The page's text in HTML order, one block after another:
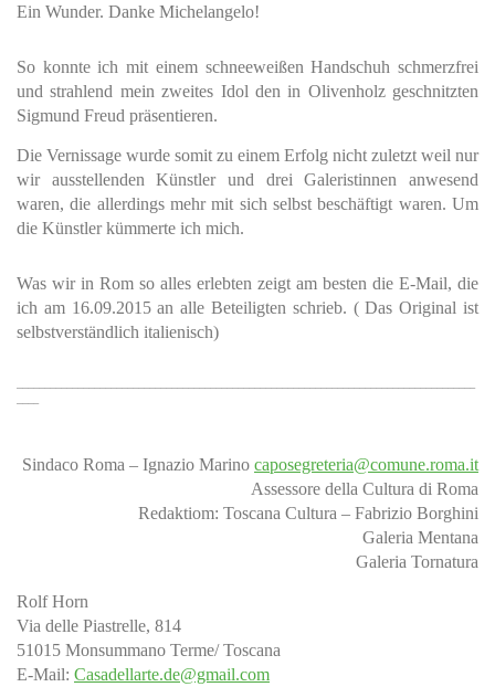
Ein Wunder. Danke Michelangelo!
So konnte ich mit einem schneeweißen Handschuh schmerzfrei
und strahlend mein zweites Idol den in Olivenholz geschnitzten
Sigmund Freud präsentieren.
Die Vernissage wurde somit zu einem Erfolg nicht zuletzt weil nur
wir ausstellenden Künstler und drei Galeristinnen anwesend
waren, die allerdings mehr mit sich selbst beschäftigt waren. Um
die Künstler kümmerte ich mich.
Was wir in Rom so alles erlebten zeigt am besten die E-Mail, die
ich am 16.09.2015 an alle Beteiligten schrieb. ( Das Original ist
selbstverständlich italienisch)
Sindaco Roma – Ignazio Marino caposegreteria@comune.roma.it
Assessore della Cultura di Roma
Redaktiom: Toscana Cultura – Fabrizio Borghini
Galeria Mentana
Galeria Tornatura
Rolf Horn
Via delle Piastrelle, 814
51015 Monsummano Terme/ Toscana
E-Mail: Casadellarte.de@gmail.com